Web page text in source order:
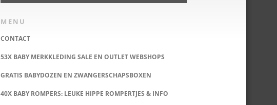
MENU
CONTACT
53X BABY MERKKLEDING SALE EN OUTLET WEBSHOPS
GRATIS BABYDOZEN EN ZWANGERSCHAPSBOXEN
40X BABY ROMPERS: LEUKE HIPPE ROMPERTJES & INFO